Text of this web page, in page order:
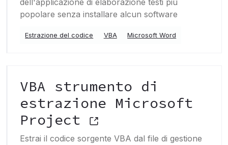
dell'applicazione di elaborazione testi più
popolare senza installare alcun software
Estrazione del codice VBA Microsoft Word
VBA strumento di
estrazione Microsoft
Project
Estrai il codice sorgente VBA dal file di gestione